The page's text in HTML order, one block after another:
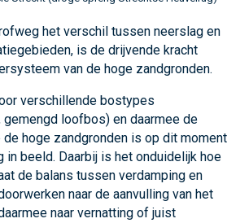
het verschil tussen neerslag en
is de drijvende kracht
van de hoge zandgronden.
verschillende bostypes
gemengd loofbos) en daarmee de
hoge zandgronden is op dit moment
in beeld. Daarbij is het onduidelijk hoe
de balans tussen verdamping en
naar de aanvulling van het
naar vernatting of juist